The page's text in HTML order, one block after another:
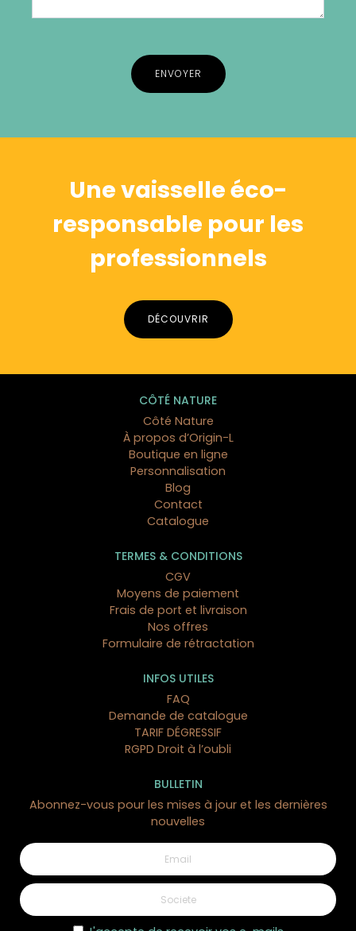
1 avis
Une vaisselle éco-
responsable pour les
professionnels
DÉCOUVRIR
CÔTÉ NATURE
Côté Nature
À propos d’Origin-L
Boutique en ligne
Personnalisation
Blog
Contact
Catalogue
TERMES & CONDITIONS
CGV
Moyens de paiement
Frais de port et livraison
Nos offres
Formulaire de rétractation
INFOS UTILES
FAQ
Demande de catalogue
TARIF DÉGRESSIF
RGPD Droit à l’oubli
BULLETIN
Abonnez-vous pour les mises à jour et les dernières
nouvelles